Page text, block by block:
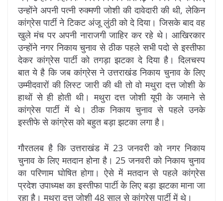
उन्होंने अपनी पत्नी रुक्मणी जोशी की दावेदारी की थी, लेकिन
कांग्रेस पार्टी ने टिकट अंजू लुंठी को दे दिया। जिसके बाद वह
खुले मंच पर अपनी नाराजगी जाहिर कर रहे थे। आखिरकार
उन्होंने नगर निकाय चुनाव से ठीक पहले सभी पदो से इस्तीफा
देकर कांग्रेस पार्टी को तगड़ा झटका दे दिया है। दिलचस्प
बात ये है कि जब कांग्रेस ने उत्तराखंड निकाय चुनाव के लिए
उम्मीदवारों की लिस्ट जारी की थी तो वो मथुरा दत्त जोशी के
हाथों से ही होती थी। मथुरा दत्त जोशी यूपी के जमाने से
कांग्रेस पार्टी में थे। ठीक निकाय चुनाव से पहले उनके
इस्तीफे से कांग्रेस को बहुत बड़ा झटका लगा है।
गौरतलब है कि उत्तराखंड में 23 जनवरी को नगर निकाय
चुनाव के लिए मतदान होना है। 25 जनवरी को निकाय चुनाव
का परिणाम घोषित होगा। ऐसे में मतदान से पहले कांग्रेस
प्रदेश उपाध्यक्ष का इस्तीफा पार्टी के लिए बड़ा झटका माना जा
रहा है। मथुरा दत्त जोशी 48 साल से कांग्रेस पार्टी में थे।